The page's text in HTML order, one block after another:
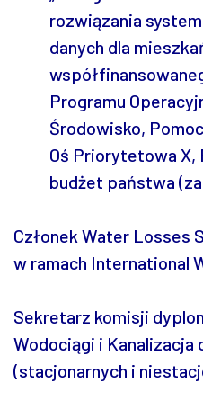
rozwiązania
danych dla
Programu
Środowisko,
Oś Priorytetowa X,
budżet państwa
Członek Water Losses
w ramach International
Sekretarz komisji
Wodociągi i
(stacjonarnych i